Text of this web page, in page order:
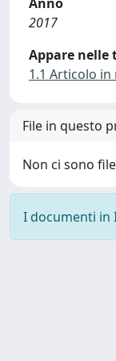
2017
Appare nelle
1.1 Articolo in
File in questo
Non ci sono
I documenti in